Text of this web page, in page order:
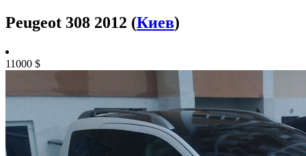
Peugeot 308 2012 (Киев)
11000 $